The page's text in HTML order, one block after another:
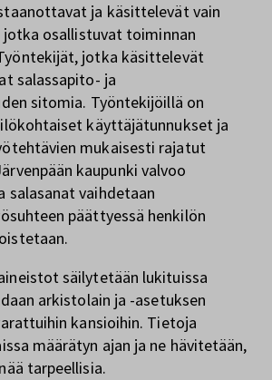
ja käsittelevät vain
osallistuvat toiminnan
jotka käsittelevät
salassapito- ja
sitomia. Työntekijöillä on
käyttäjätunnukset ja
mukaisesti rajatut
kaupunki valvoo
salasanat vaihdetaan
päättyessä henkilön
säilytetään lukituissa
arkistolain ja -asetuksen
kansioihin. Tietoja
määrätyn ajan ja ne hävitetään,
tarpeellisia.